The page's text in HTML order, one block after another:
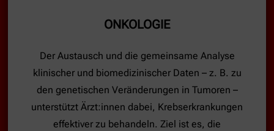
ONKOLOGIE
Der Austausch und die gemeinsame Analyse
klinischer und biomedizinischer Daten – z. B. zu
den genetischen Veränderungen in Tumoren –
unterstützt Ärzt:innen dabei, Krebserkrankungen
effektiver zu behandeln. Ziel ist es, die